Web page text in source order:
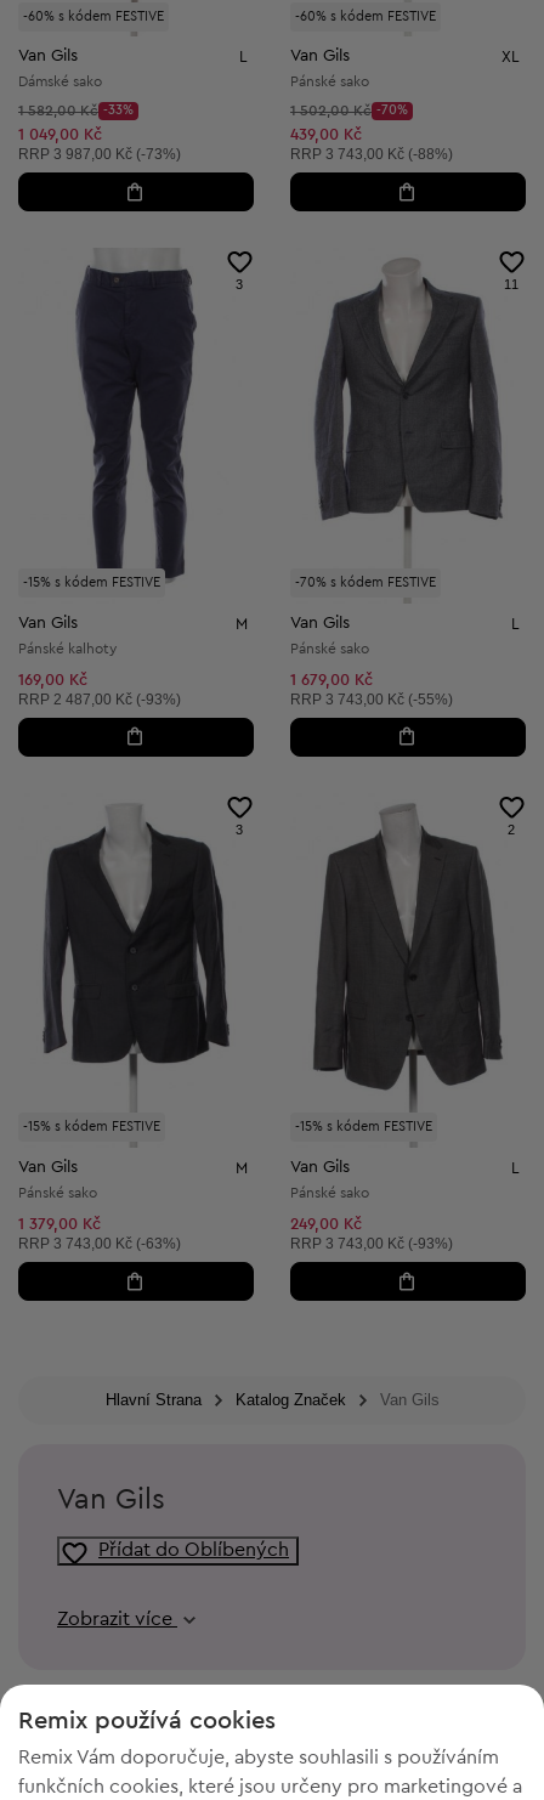
-60% s kódem FESTIVE
Van Gils
Dámské sako
Původní cena:
1 582,00 Kč
Discount Price:
-33%
Snížená cena:
1 049,00 Kč
Doporučená cena:
RRP 3 987,00 Kč (-73%)
-60% s kódem FESTIVE
Van Gils XL
Pánské sako
Původní cena:
1 502,00 Kč
Discount Price:
-70%
Snížená cena:
439,00 Kč
Doporučená cena:
RRP 3 743,00 Kč (-88%)
-15% s kódem FESTIVE
3
Van Gils M
Pánské kalhoty
169,00 Kč
Doporučená cena:
RRP 2 487,00 Kč (-93%)
-70% s kódem FESTIVE
11
Van Gils L
Pánské sako
1 679,00 Kč
Doporučená cena:
RRP 3 743,00 Kč (-55%)
-15% s kódem FESTIVE
3
Van Gils M
Pánské sako
1 379,00 Kč
Doporučená cena:
RRP 3 743,00 Kč (-63%)
-15% s kódem FESTIVE
2
Van Gils L
Pánské sako
249,00 Kč
Doporučená cena:
RRP 3 743,00 Kč (-93%)
Hlavní Strana Katalog Značek Van Gils
Van Gils
Přídat do Oblíbených
Zobrazit více
Remix používá cookies
Remix Vám doporučuje, abyste souhlasili s používáním
funkčních cookies, které jsou určeny pro marketingové a